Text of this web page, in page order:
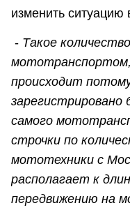
изменить ситуацию
- Такое
мототранспортом,
происходит
зарегистрировано
самого
строчки по
мототехники с
располагает к
передвижению на